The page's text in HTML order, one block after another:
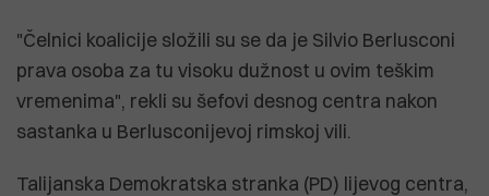
"Čelnici koalicije složili su se da je Silvio Berlusconi
prava osoba za tu visoku dužnost u ovim teškim
vremenima", rekli su šefovi desnog centra nakon
sastanka u Berlusconijevoj rimskoj vili.
Talijanska Demokratska stranka (PD) lijevog centra,